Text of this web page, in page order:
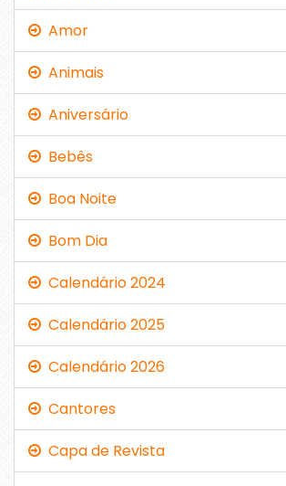
Amor
Animais
Aniversário
Bebês
Boa Noite
Bom Dia
Calendário 2024
Calendário 2025
Calendário 2026
Cantores
Capa de Revista